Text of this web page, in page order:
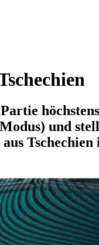
und
Tschechien